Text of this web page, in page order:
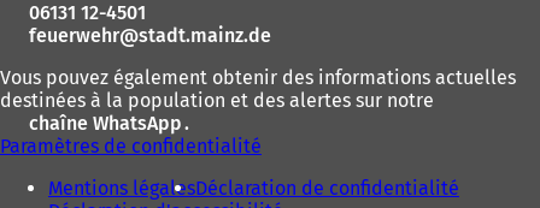
06131 12-4501
feuerwehr
stadt.mainz de
Vous pouvez également obtenir des informations actuelles
destinées à la population et des alertes sur notre
chaîne WhatsApp(
S
o
.
Paramètres de confidentialité
Mentions légalesDéclaration de confidentialité